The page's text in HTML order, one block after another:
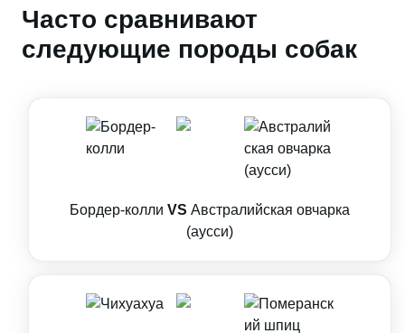
Часто сравнивают
следующие породы собак
Бордер-колли VS Австралийская овчарка
(аусси)